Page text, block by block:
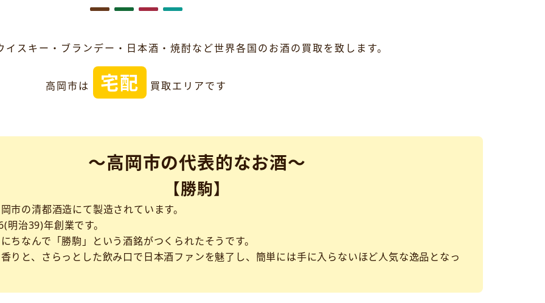
スキー・ブランデー・日本酒・焼酎など世界各国のお酒の買取を致します。
高岡市は 宅配 買取エリアです
～高岡市の代表的なお酒～
【勝駒】
市の清都酒造にて製造されています。
明治39)年創業です。
ちなんで「勝駒」という酒銘がつくられたそうです。
りと、さらっとした飲み口で日本酒ファンを魅了し、簡単には手に入らないほど人気な逸品となっ